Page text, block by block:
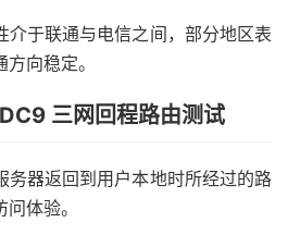
介于联通与电信之间，部分地区表
向稳定。
三网回程路由测试
务器返回到用户本地时所经过的路
体验。